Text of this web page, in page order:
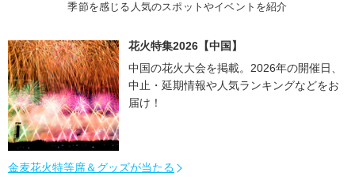
季節を感じる人気のスポットやイベントを紹介
花火特集2026【中国】
中国の花火大会を掲載。2026年の開催日、
中止・延期情報や人気ランキングなどをお
届け！
金麦花火特等席＆グッズが当たる